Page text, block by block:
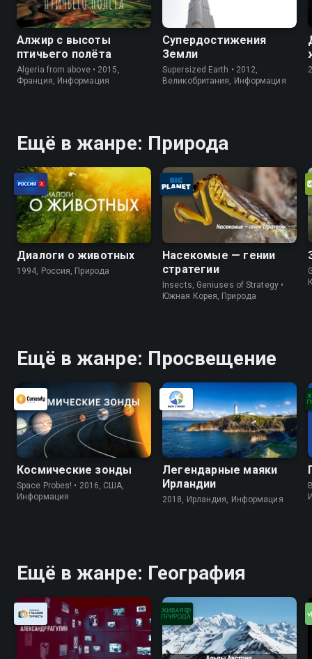
Алжир с высоты
птичьего полёта
Algeria from above • 2015,
Франция, Информация
Супердостижения
Земли
Supersized Earth • 2012,
Великобритания, Информация
Ещё в жанре: Природа
Диалоги о животных
1994, Россия, Природа
Насекомые — гении
стратегии
Insects, Geniuses of Strategy •
Южная Корея, Природа
Ещё в жанре: Просвещение
Космические зонды
Space Probes! • 2016, США,
Информация
Легендарные маяки
Ирландии
2018, Ирландия, Информация
Ещё в жанре: География